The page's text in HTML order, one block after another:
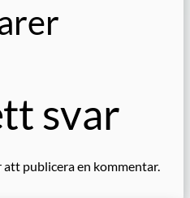
svar
att publicera en kommentar.